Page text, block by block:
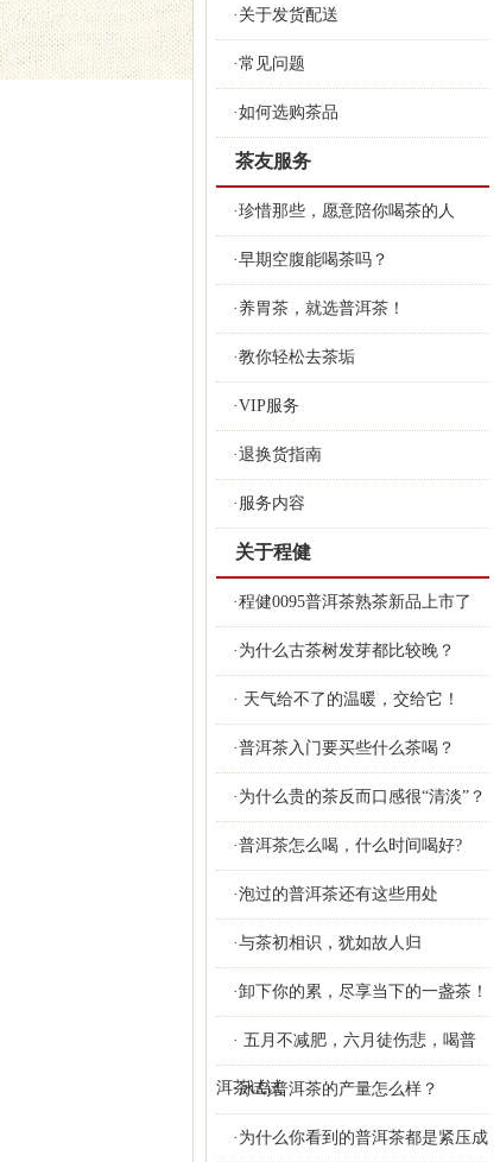
·关于发货配送
·常见问题
·如何选购茶品
茶友服务
·珍惜那些，愿意陪你喝茶的人
·早期空腹能喝茶吗？
·养胃茶，就选普洱茶！
·教你轻松去茶垢
·VIP服务
·退换货指南
·服务内容
关于程健
·程健0095普洱茶熟茶新品上市了
·为什么古茶树发芽都比较晚？
· 天气给不了的温暖，交给它！
·普洱茶入门要买些什么茶喝？
·为什么贵的茶反而口感很“清淡”？
·普洱茶怎么喝，什么时间喝好?
·泡过的普洱茶还有这些用处
·与茶初相识，犹如故人归
·卸下你的累，尽享当下的一盏茶！
· 五月不减肥，六月徒伤悲，喝普
洱茶试试
·冰岛普洱茶的产量怎么样？
·为什么你看到的普洱茶都是紧压成